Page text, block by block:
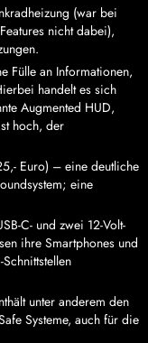
(war bei
nicht dabei),
Fülle an Informationen,
handelt es sich
Augmented HUD,
hoch, der
Euro) – eine deutliche
eine
C- und zwei 12-Volt-
ihre Smartphones und
unter anderem den
Systeme, auch für die